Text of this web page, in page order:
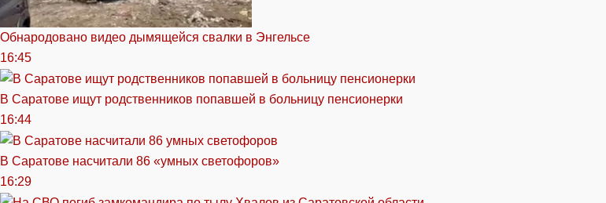
Обнародовано видео дымящейся свалки в Энгельсе
16:45
В Саратове ищут родственников попавшей в больницу пенсионерки
16:44
В Саратове насчитали 86 «умных светофоров»
16:29